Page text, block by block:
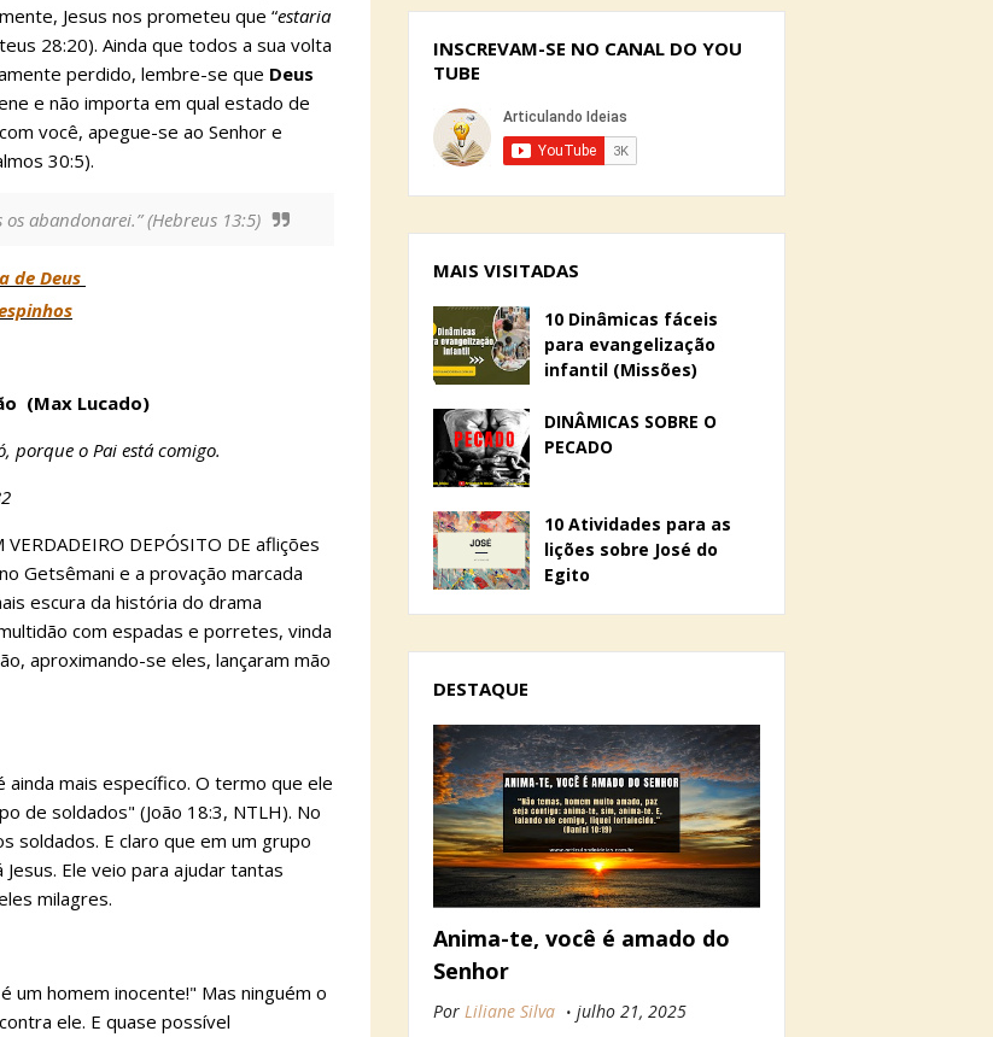
Jesus nos prometeu que “estaria
28:20). Ainda que todos a sua volta
perdido, lembre-se que Deus
e não importa em qual estado de
você, apegue-se ao Senhor e
30:5).
abandonarei.” (Hebreus 13:5)
de Deus
(Max Lucado)
porque o Pai está comigo.
VERDADEIRO DEPÓSITO DE aflições
Getsêmani e a provação marcada
escura da história do drama
com espadas e porretes, vinda
aproximando-se eles, lançaram mão
ainda mais específico. O termo que ele
de soldados" (João 18:3, NTLH). No
soldados. E claro que em um grupo
Ele veio para ajudar tantas
milagres.
um homem inocente!" Mas ninguém o
ele. E quase possível
INSCREVAM-SE NO CANAL DO YOU
TUBE
MAIS VISITADAS
10 Dinâmicas fáceis
para evangelização
infantil (Missões)
DINÂMICAS SOBRE O
PECADO
10 Atividades para as
lições sobre José do
Egito
DESTAQUE
Anima-te, você é amado do
Senhor
Por Liliane Silva julho 21, 2025